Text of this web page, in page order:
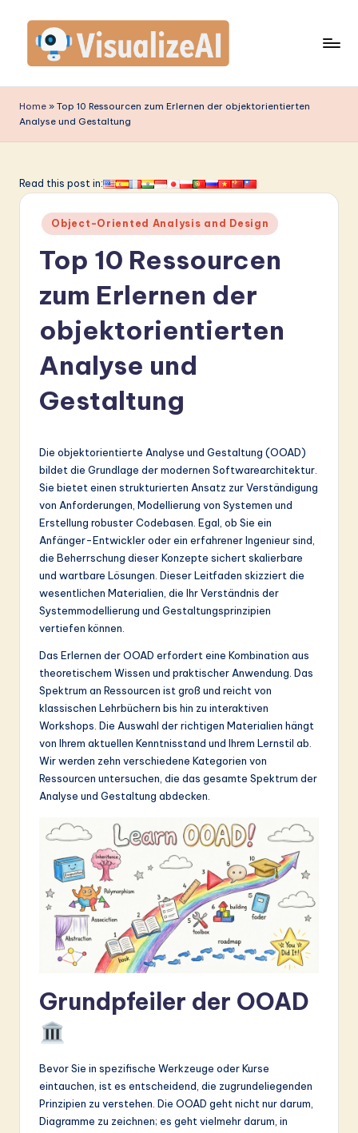
content
is
u
li
m
L
in
A
&
S
ti
o
Home » Top 10 Ressourcen zum Erlernen der objektorientierten
Analyse und Gestaltung
Read this post in:
Posted
in
Object-Oriented Analysis and Design
Top 10 Ressourcen
zum Erlernen der
objektorientierten
Analyse und
Gestaltung
Die objektorientierte Analyse und Gestaltung (OOAD)
bildet die Grundlage der modernen Softwarearchitektur.
Sie bietet einen strukturierten Ansatz zur Verständigung
von Anforderungen, Modellierung von Systemen und
Erstellung robuster Codebasen. Egal, ob Sie ein
Anfänger-Entwickler oder ein erfahrener Ingenieur sind,
die Beherrschung dieser Konzepte sichert skalierbare
und wartbare Lösungen. Dieser Leitfaden skizziert die
wesentlichen Materialien, die Ihr Verständnis der
Systemmodellierung und Gestaltungsprinzipien
vertiefen können.
Das Erlernen der OOAD erfordert eine Kombination aus
theoretischem Wissen und praktischer Anwendung. Das
Spektrum an Ressourcen ist groß und reicht von
klassischen Lehrbüchern bis hin zu interaktiven
Workshops. Die Auswahl der richtigen Materialien hängt
von Ihrem aktuellen Kenntnisstand und Ihrem Lernstil ab.
Wir werden zehn verschiedene Kategorien von
Ressourcen untersuchen, die das gesamte Spektrum der
Analyse und Gestaltung abdecken.
Grundpfeiler der OOAD
Bevor Sie in spezifische Werkzeuge oder Kurse
eintauchen, ist es entscheidend, die zugrundeliegenden
Prinzipien zu verstehen. Die OOAD geht nicht nur darum,
Diagramme zu zeichnen; es geht vielmehr darum, in